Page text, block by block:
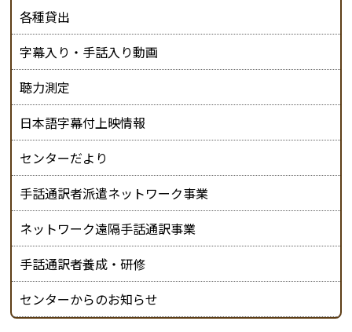
各種貸出
字幕入り・手話入り動画
聴力測定
日本語字幕付上映情報
センターだより
手話通訳者派遣ネットワーク事業
ネットワーク遠隔手話通訳事業
手話通訳者養成・研修
センターからのお知らせ